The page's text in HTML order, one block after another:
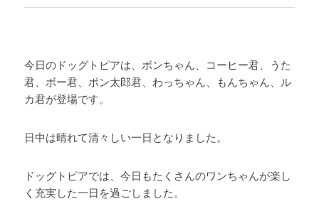
今日のドッグトピアは、ボンちゃん、コーヒー君、うた
君、ボー君、ポン太郎君、わっちゃん、もんちゃん、ル
カ君が登場です。
日中は晴れて清々しい一日となりました。
ドッグトピアでは、今日もたくさんのワンちゃんが楽し
く充実した一日を過ごしました。